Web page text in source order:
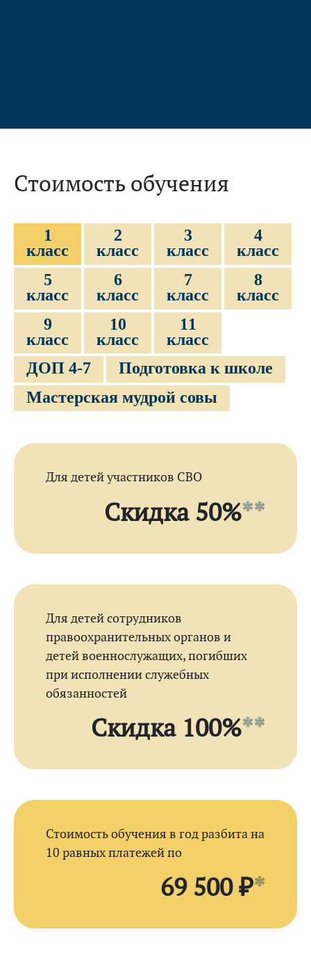
Стоимость обучения
1
класс
2
класс
3
класс
4
класс
5
класс
6
класс
7
класс
8
класс
9
класс
10
класс
11
класс
ДОП 4-7
Подготовка к школе
Мастерская мудрой совы
Для детей участников СBО
Скидка 50%**
Для детей сотрудников
правоохранительных органов и
детей военнослужащих, погибших
при исполнении служебных
обязанностей
Скидка 100%**
Стоимость обучения в год разбита на
10 равных платежей по
69 500 ₽*